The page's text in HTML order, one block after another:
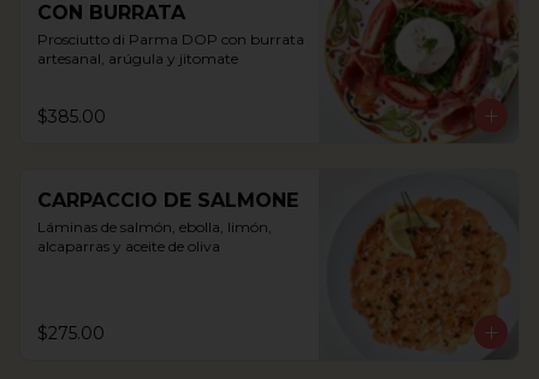
CON BURRATA
Prosciutto di Parma DOP con burrata
artesanal, arúgula y jitomate
$385.00
CARPACCIO DE SALMONE
Láminas de salmón, ebolla, limón,
alcaparras y aceite de oliva
$275.00